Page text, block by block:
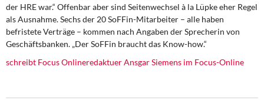
Weitere Themen
Memo-Gruppe
der HRE war.“ Offenbar aber sind Seitenwechsel à la Lüpke eher Regel
als Ausnahme. Sechs der 20 SoFFin-Mitarbeiter – alle haben
befristete Verträge – kommen nach Angaben der Sprecherin von
Geschäftsbanken. „Der SoFFin braucht das Know-how.“
schreibt Focus Onlineredaktuer Ansgar Siemens im Focus-Online